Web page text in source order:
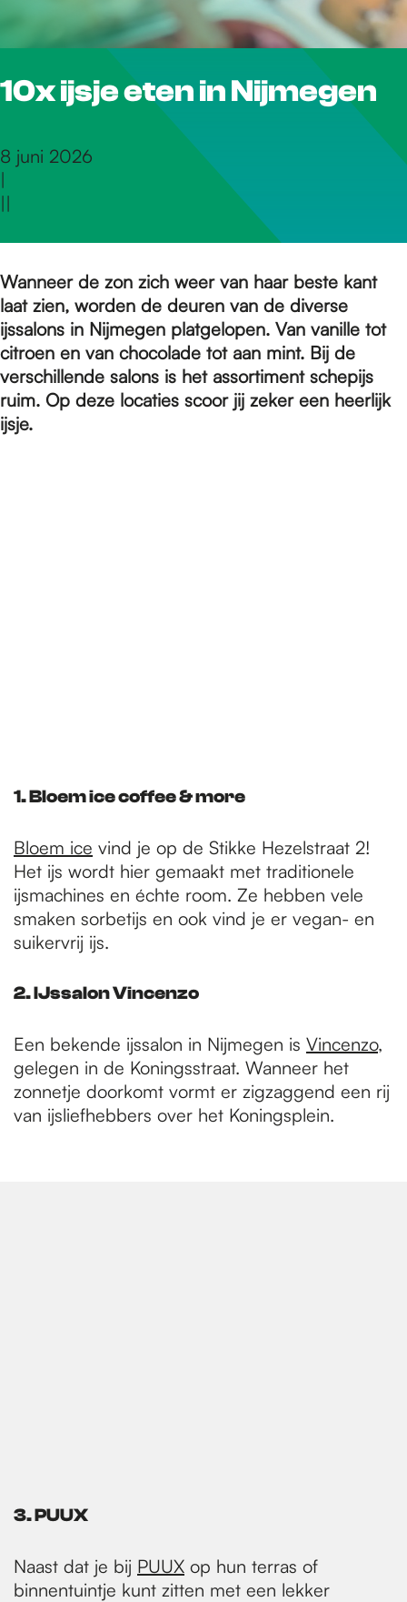
r
d
e
h
o
m
e
10x ijsje eten in Nijmegen
8 juni 2026
|
||
Wanneer de zon zich weer van haar beste kant
laat zien, worden de deuren van de diverse
ijssalons in Nijmegen platgelopen. Van vanille tot
citroen en van chocolade tot aan mint. Bij de
verschillende salons is het assortiment schepijs
ruim. Op deze locaties scoor jij zeker een heerlijk
ijsje.
1. Bloem ice coffee & more
Bloem ice vind je op de Stikke Hezelstraat 2!
Het ijs wordt hier gemaakt met traditionele
ijsmachines en échte room. Ze hebben vele
smaken sorbetijs en ook vind je er vegan- en
suikervrij ijs.
2. IJssalon Vincenzo
Een bekende ijssalon in Nijmegen is Vincenzo,
gelegen in de Koningsstraat. Wanneer het
zonnetje doorkomt vormt er zigzaggend een rij
van ijsliefhebbers over het Koningsplein.
3. PUUX
Naast dat je bij PUUX op hun terras of
binnentuintje kunt zitten met een lekker